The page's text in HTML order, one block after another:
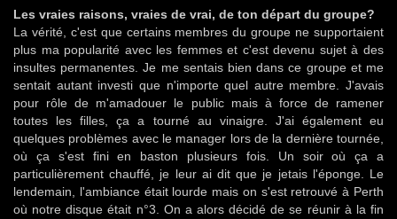
Les vraies raisons, vraies de vrai, de ton départ du groupe?
La vérité, c'est que certains membres du groupe ne supportaient
plus ma popularité avec les femmes et c'est devenu sujet à des
insultes permanentes. Je me sentais bien dans ce groupe et me
sentait autant investi que n'importe quel autre membre. J'avais
pour rôle de m'amadouer le public mais à force de ramener
toutes les filles, ça a tourné au vinaigre. J'ai également eu
quelques problèmes avec le manager lors de la dernière tournée,
où ça s'est fini en baston plusieurs fois. Un soir où ça a
particulièrement chauffé, je leur ai dit que je jetais l'éponge. Le
lendemain, l'ambiance était lourde mais on s'est retrouvé à Perth
où notre disque était n°3. On a alors décidé de se réunir à la fin